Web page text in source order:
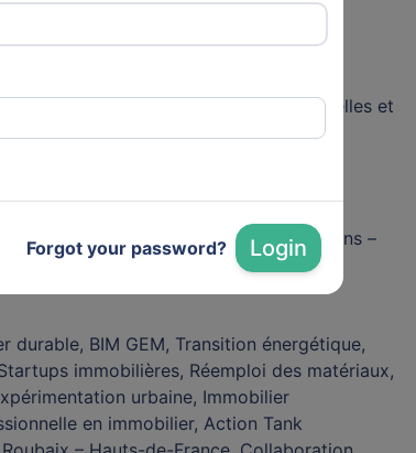
Forgot your password? Login
des startups du secteur, avec
de POC.
de référence pour toutes celles et
l’immobilier de demain avec
nous, bousculez-nous.
pour qu’il reste générateur de liens –
valeur.
durable, BIM GEM, Transition énergétique,
immobilières, Réemploi des matériaux,
urbaine, Immobilier
en immobilier, Action Tank